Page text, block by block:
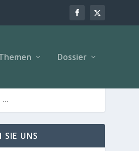
Dossier
SIE UNS